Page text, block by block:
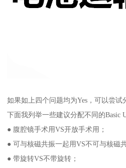
如果如上四个问题均为Yes，可以尝试
下面我列举一些建议分配不同的Basic
● 腹腔镜手术用VS开放手术用；
● 可与核磁共振一起用VS不可与核磁
● 带旋转VS不带旋转；